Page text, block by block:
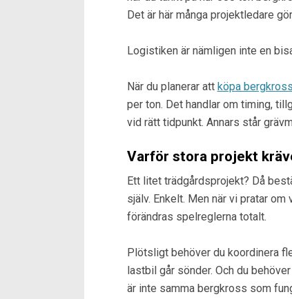
Det är här många projektledare
Logistiken är nämligen inte en
När du planerar att köpa bergkross
per ton. Det handlar om timing,
vid rätt tidpunkt. Annars står
Varför stora projekt
Ett litet trädgårdsprojekt? Då
själv. Enkelt. Men när vi pratar
förändras spelreglerna totalt.
Plötsligt behöver du koordinera
lastbil går sönder. Och du
är inte samma bergkross som